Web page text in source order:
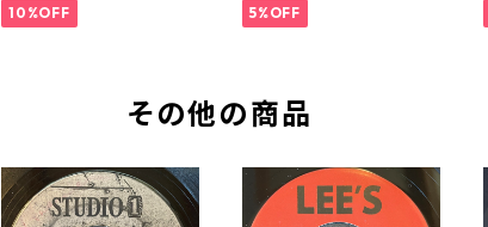
10%OFF 5%OFF
その他の商品